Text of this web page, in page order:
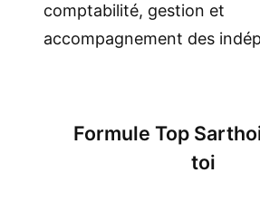
comptabilité, gestion et
accompagnement des
Formule Top
toi